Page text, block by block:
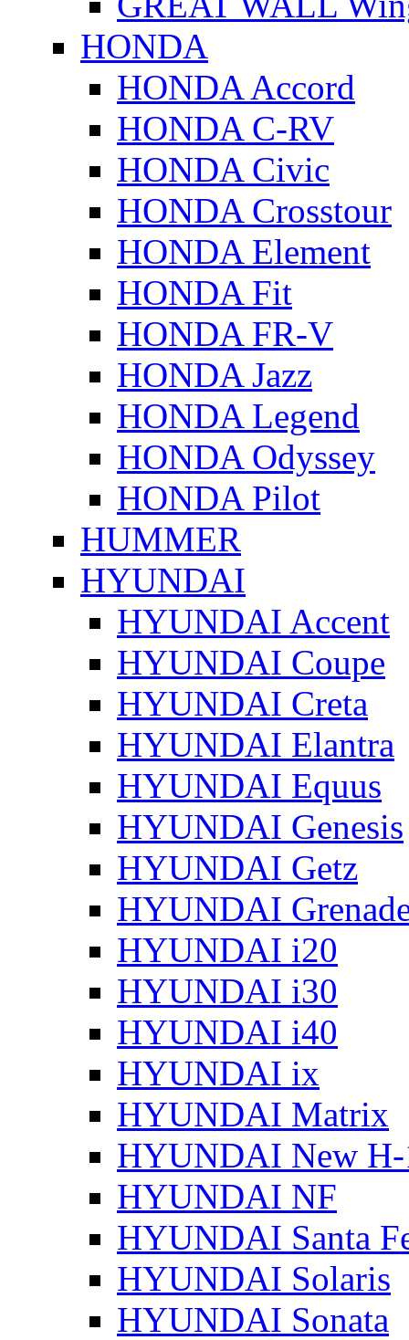
HONDA
HONDA Accord
HONDA C-RV
HONDA Civic
HONDA Crosstour
HONDA Element
HONDA Fit
HONDA FR-V
HONDA Jazz
HONDA Legend
HONDA Odyssey
HONDA Pilot
HUMMER
HYUNDAI
HYUNDAI Accent
HYUNDAI Coupe
HYUNDAI Creta
HYUNDAI Elantra
HYUNDAI Equus
HYUNDAI Genesis
HYUNDAI Getz
HYUNDAI
HYUNDAI i20
HYUNDAI i30
HYUNDAI i40
HYUNDAI ix
HYUNDAI Matrix
HYUNDAI New
HYUNDAI NF
HYUNDAI Santa
HYUNDAI Solaris
HYUNDAI Sonata